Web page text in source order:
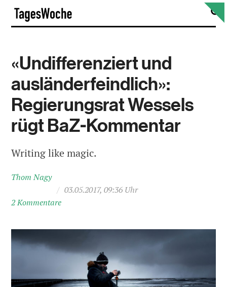
Skip
content
«Undifferenziert und
ausländerfeindlich»:
Regierungsrat Wessels
rügt BaZ-Kommentar
Writing like magic.
Thom Nagy
/ 03.05.2017, 09:36 Uhr
2 Kommentare